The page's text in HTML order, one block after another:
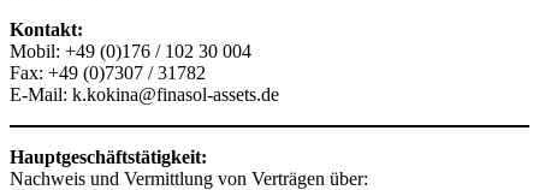
Kontakt:
Mobil: +49 (0)176 / 102 30 004
Fax: +49 (0)7307 / 31782
E-Mail: k.kokina@finasol-assets.de
Hauptgeschäftstätigkeit:
Nachweis und Vermittlung von Verträgen über: